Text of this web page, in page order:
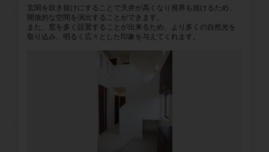
玄関を吹き抜けにすることで天井が高くなり視界も抜けるため、
開放的な空間を演出することができます。
また、窓を多く設置することが出来るため、より多くの自然光を
取り込み、明るく広々とした印象を与えてくれます。